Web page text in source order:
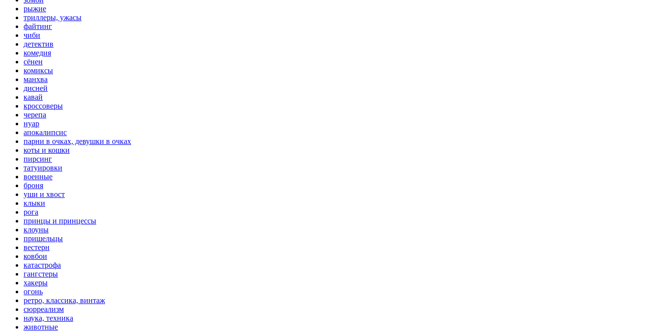
рыжие
триллеры, ужасы
файтинг
чиби
детектив
комедия
сёнен
комиксы
манхва
дисней
кавай
кроссоверы
черепа
нуар
апокалипсис
парни в очках, девушки в очках
коты и кошки
пирсинг
татуировки
военные
броня
уши и хвост
клыки
рога
принцы и принцессы
клоуны
пришельцы
вестерн
ковбои
катастрофа
гангстеры
хакеры
огонь
ретро, классика, винтаж
сюрреализм
наука, техника
животные